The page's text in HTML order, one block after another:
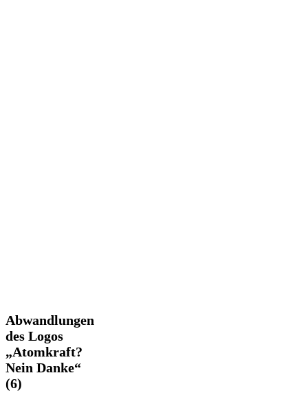
Abwandlungen
des
Logos
„Atomkraft?
Nein
Danke“
(6)
Abwandlungen
des Logos
„Atomkraft?
Nein Danke“
(6)